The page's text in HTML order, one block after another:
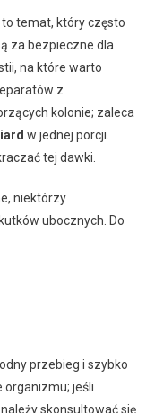
temat, który często
za bezpieczne dla
na które warto
z
kolonie; zaleca
w jednej porcji.
tej dawki.
niektórzy
ubocznych. Do
przebieg i szybko
organizmu; jeśli
skonsultować się